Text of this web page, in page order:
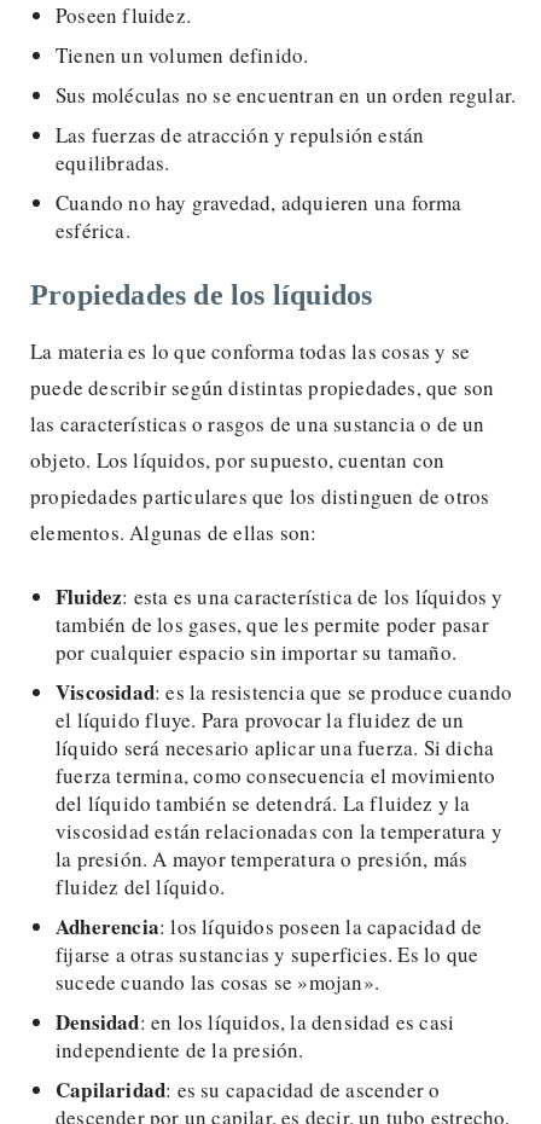
Poseen fluidez.
Tienen un volumen definido.
Sus moléculas no se encuentran en un orden regular.
Las fuerzas de atracción y repulsión están
equilibradas.
Cuando no hay gravedad, adquieren una forma
esférica.
Propiedades de los líquidos
La materia es lo que conforma todas las cosas y se
puede describir según distintas propiedades, que son
las características o rasgos de una sustancia o de un
objeto. Los líquidos, por supuesto, cuentan con
propiedades particulares que los distinguen de otros
elementos. Algunas de ellas son:
Fluidez: esta es una característica de los líquidos y
también de los gases, que les permite poder pasar
por cualquier espacio sin importar su tamaño.
Viscosidad: es la resistencia que se produce cuando
el líquido fluye. Para provocar la fluidez de un
líquido será necesario aplicar una fuerza. Si dicha
fuerza termina, como consecuencia el movimiento
del líquido también se detendrá. La fluidez y la
viscosidad están relacionadas con la temperatura y
la presión. A mayor temperatura o presión, más
fluidez del líquido.
Adherencia: los líquidos poseen la capacidad de
fijarse a otras sustancias y superficies. Es lo que
sucede cuando las cosas se »mojan».
Densidad: en los líquidos, la densidad es casi
independiente de la presión.
Capilaridad: es su capacidad de ascender o
descender por un capilar, es decir, un tubo estrecho.